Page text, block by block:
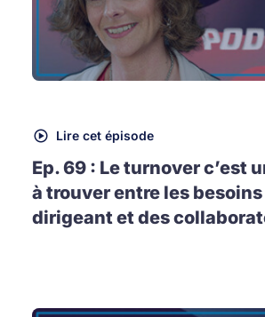
Lire cet épisode
Ep. 69 : Le turnover c’est
à trouver entre les
dirigeant et des